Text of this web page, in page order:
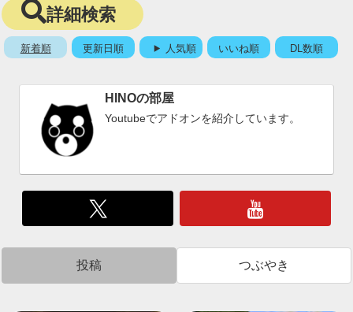
詳細検索
新着順 更新日順 人気順 いいね順 DL数順
HINOの部屋
Youtubeでアドオンを紹介しています。
投稿 つぶやき